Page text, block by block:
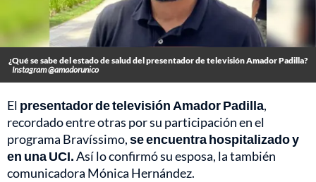
¿Qué se sabe del estado de salud del presentador de televisión Amador Padilla?
Instagram @amadorunico
El presentador de televisión Amador Padilla,
recordado entre otras por su participación en el
programa Bravíssimo,se encuentra hospitalizado y
en una UCI.Así lo confirmó su esposa, la también
comunicadora Mónica Hernández.